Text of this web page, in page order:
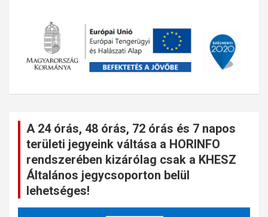
A 24 órás, 48 órás, 72 órás és 7 napos
területi jegyeink váltása a HORINFO
rendszerében kizárólag csak a KHESZ
Általános jegycsoporton belül
lehetséges!